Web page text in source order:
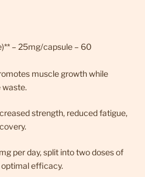
– 25mg/capsule – 60
muscle growth while
waste.
strength, reduced fatigue,
per day, split into two doses of
efficacy.